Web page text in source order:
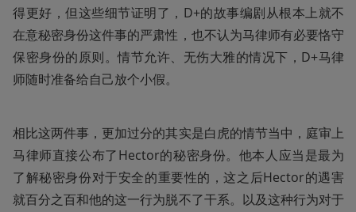
得更好，但这些细节证明了，D+的故事编剧从根本上就不
在意秘密身份这件事的严肃性，也不认为马律师有必要恪守
保密身份的原则。情节允许、无伤大雅的情况下，D+马律
师随时准备给自己放个小假。
相比这两件事，更加过分的其实是白虎的情节当中，庭审上
马律师直接公布了Hector的秘密身份。他本人应当是最为
了解秘密身份对于安全的重要性的，这之后Hector的遇害
就百分之百和他的这一行为脱不了干系。以及这种行为对于